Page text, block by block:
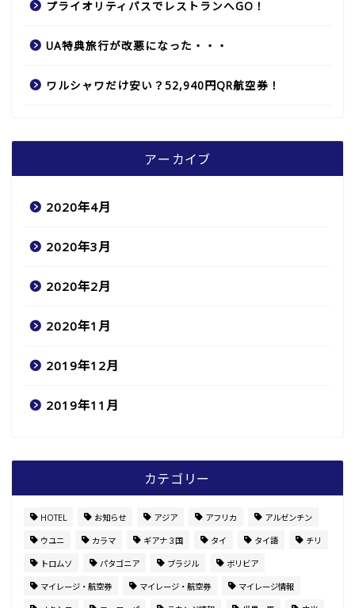
プライオリティパスでレストランへGO！
UA特典旅行が改悪になった・・・
ワルシャワだけ安い？52,940円QR航空券！
アーカイブ
2020年4月
2020年3月
2020年2月
2020年1月
2019年12月
2019年11月
カテゴリー
HOTEL お知らせ アジア アフリカ アルゼンチン
ウユニ カラマ ギアナ３国 タイ タイ語 チリ
トロムソ パタゴニア ブラジル ボリビア
マイレージ・航空券 マイレージ・航空券 マイレージ情報